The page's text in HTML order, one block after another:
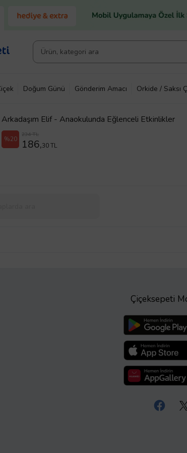
Doğum Günü Gönderim Amacı Orkide / Saksı
Arkadaşım Elif - Anaokulunda Eğlenceli Etkinlikler
%20
234 TL
186,30 TL
Çiçeksepeti